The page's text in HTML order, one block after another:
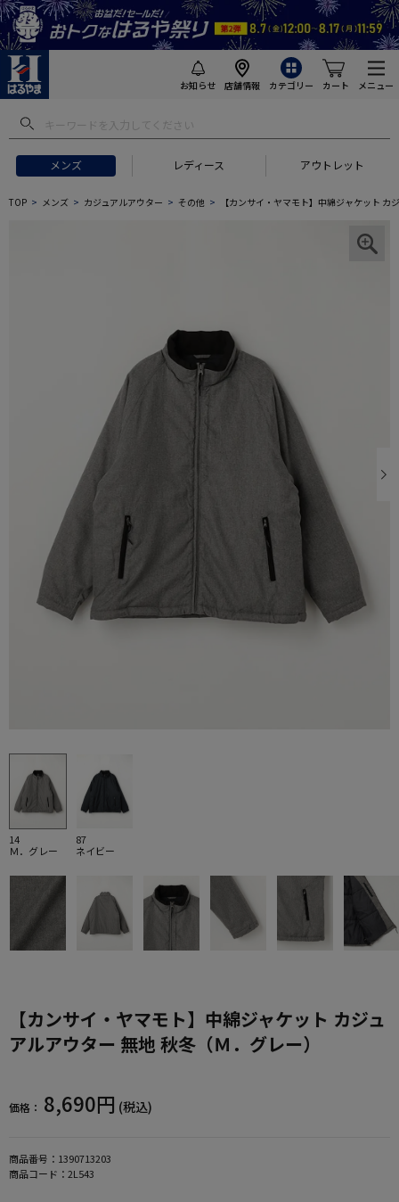
お知らせ 店舗情報 カテゴリー カート メニュー
メンズ レディース アウトレット
TOP メンズ カジュアルアウター その他 【カンサイ・ヤマモト】中綿ジャケット
14
Ｍ．グレー
87
ネイビー
【カンサイ・ヤマモト】中綿ジャケット カジュ
アルアウター 無地 秋冬（Ｍ．グレー）
価格： 8,690円 (税込)
商品番号： 1390713203
商品コード： 2L543